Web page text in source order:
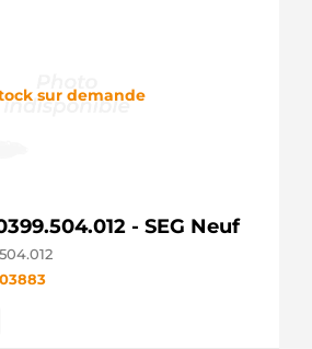
sur demande
- SEG Neuf